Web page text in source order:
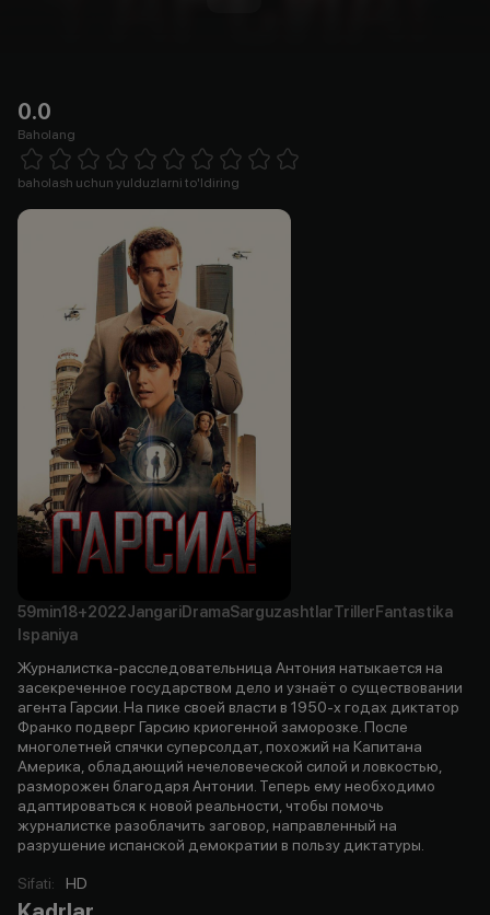
0.0
Baholang
1 Star 2 Stars 3 Stars 4 Stars5 Stars 6 Stars7 Stars8 Stars
baholash uchun yulduzlarni to'ldiring
59min18+2022JangariDramaSarguzashtlarTriller Fantastika
Ispaniya
Журналистка-расследовательница Антония натыкается на
засекреченное государством дело и узнаёт о существовании
агента Гарсии. На пике своей власти в 1950-х годах диктатор
Франко подверг Гарсию криогенной заморозке. После
многолетней спячки суперсолдат, похожий на Капитана
Америка, обладающий нечеловеческой силой и ловкостью,
разморожен благодаря Антонии. Теперь ему необходимо
адаптироваться к новой реальности, чтобы помочь
журналистке разоблачить заговор, направленный на
разрушение испанской демократии в пользу диктатуры.
Sifati: HD